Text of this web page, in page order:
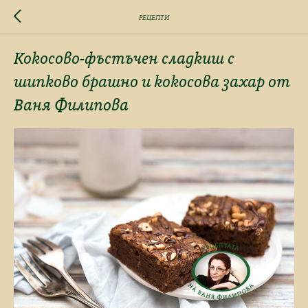
РЕЦЕПТИ
Кокосово-фъстъчен сладкиш с
шипково брашно и кокосова захар от
Ваня Филипова